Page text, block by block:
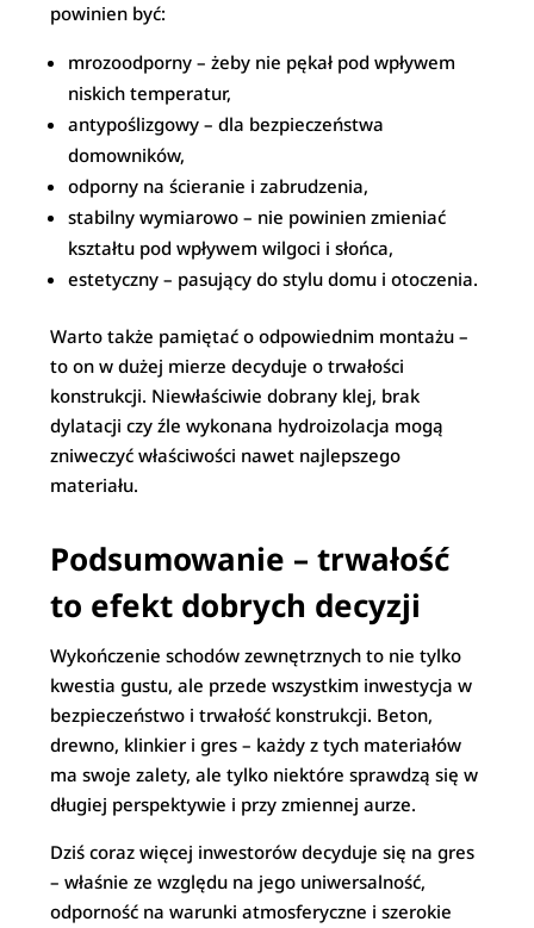
powinien być:
mrozoodporny – żeby nie pękał pod wpływem
niskich temperatur,
antypoślizgowy – dla bezpieczeństwa
domowników,
odporny na ścieranie i zabrudzenia,
stabilny wymiarowo – nie powinien zmieniać
kształtu pod wpływem wilgoci i słońca,
estetyczny – pasujący do stylu domu i otoczenia.
Warto także pamiętać o odpowiednim montażu –
to on w dużej mierze decyduje o trwałości
konstrukcji. Niewłaściwie dobrany klej, brak
dylatacji czy źle wykonana hydroizolacja mogą
zniweczyć właściwości nawet najlepszego
materiału.
Podsumowanie – trwałość
to efekt dobrych decyzji
Wykończenie schodów zewnętrznych to nie tylko
kwestia gustu, ale przede wszystkim inwestycja w
bezpieczeństwo i trwałość konstrukcji. Beton,
drewno, klinkier i gres – każdy z tych materiałów
ma swoje zalety, ale tylko niektóre sprawdzą się w
długiej perspektywie i przy zmiennej aurze.
Dziś coraz więcej inwestorów decyduje się na gres
– właśnie ze względu na jego uniwersalność,
odporność na warunki atmosferyczne i szerokie